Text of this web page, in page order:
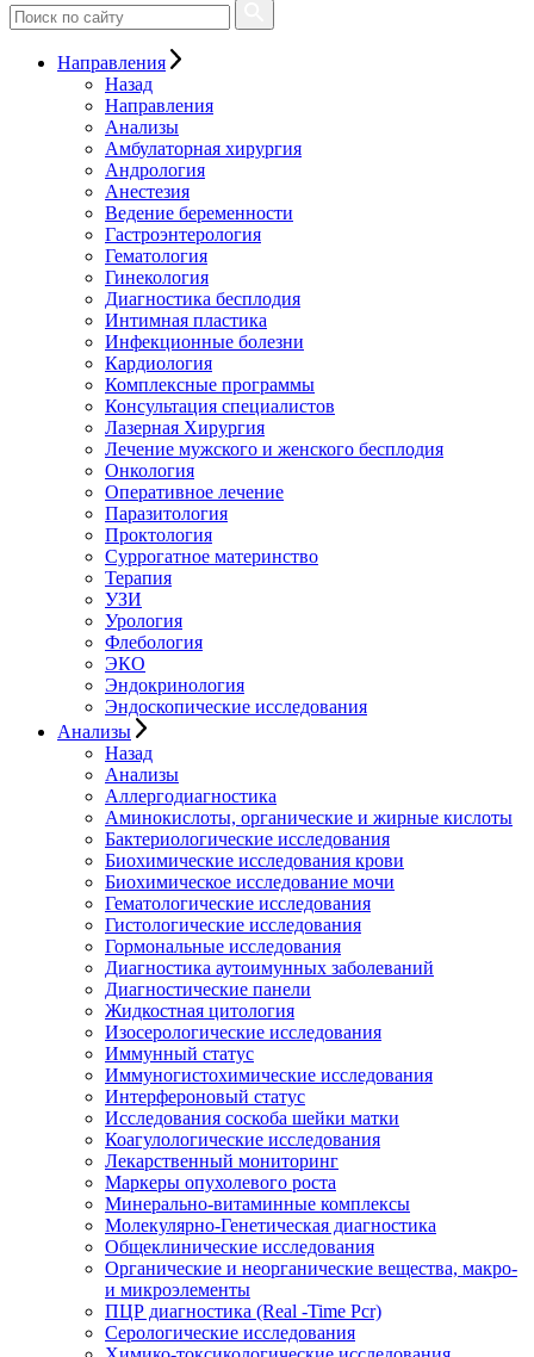
Направления
Назад
Направления
Анализы
Амбулаторная хирургия
Андрология
Анестезия
Ведение беременности
Гастроэнтерология
Гематология
Гинекология
Диагностика бесплодия
Интимная пластика
Инфекционные болезни
Кардиология
Комплексные программы
Консультация специалистов
Лазерная Хирургия
Лечение мужского и женского бесплодия
Онкология
Оперативное лечение
Паразитология
Проктология
Суррогатное материнство
Терапия
УЗИ
Урология
Флебология
ЭКО
Эндокринология
Эндоскопические исследования
Анализы
Назад
Анализы
Аллергодиагностика
Аминокислоты, органические и жирные кислоты
Бактериологические исследования
Биохимические исследования крови
Биохимическое исследование мочи
Гематологические исследования
Гистологические исследования
Гормональные исследования
Диагностика аутоимунных заболеваний
Диагностические панели
Жидкостная цитология
Изосерологические исследования
Иммунный статус
Иммуногистохимические исследования
Интерфероновый статус
Исследования соскоба шейки матки
Коагулологические исследования
Лекарственный мониторинг
Маркеры опухолевого роста
Минерально-витаминные комплексы
Молекулярно-Генетическая диагностика
Общеклинические исследования
Органические и неорганические вещества, макро-
и микроэлементы
ПЦР диагностика (Real -Time Pcr)
Серологические исследования